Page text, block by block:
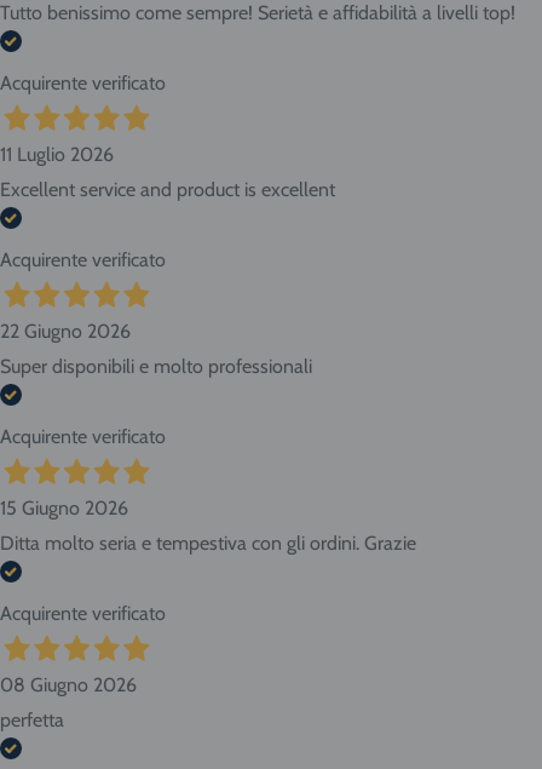
Tutto benissimo come sempre! Serietà e affidabilità a livelli top!
Acquirente verificato
11 Luglio 2026
Excellent service and product is excellent
Acquirente verificato
22 Giugno 2026
Super disponibili e molto professionali
Acquirente verificato
15 Giugno 2026
Ditta molto seria e tempestiva con gli ordini. Grazie
Acquirente verificato
08 Giugno 2026
perfetta